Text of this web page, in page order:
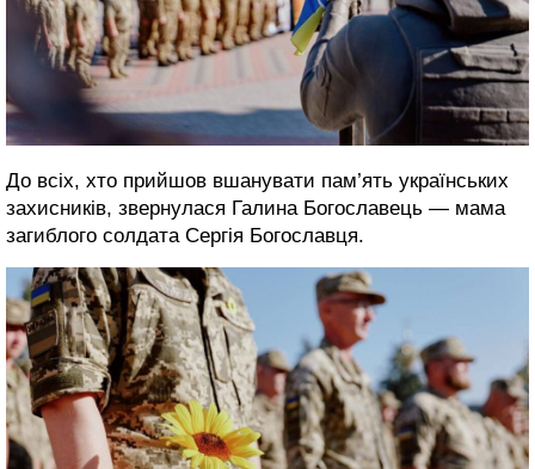
До всіх, хто прийшов вшанувати пам’ять українських
захисників, звернулася Галина Богославець — мама
загиблого солдата Сергія Богославця.